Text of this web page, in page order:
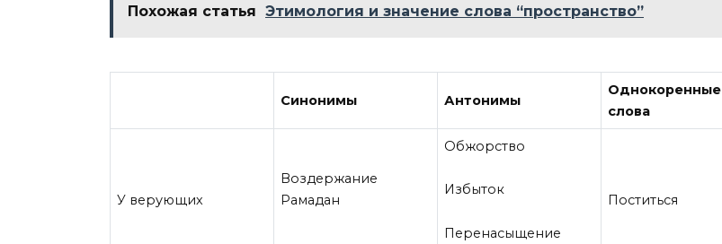
Похожая статья Этимология и значение слова “пространство”
Синонимы Антонимы
Однокоренные
слова
У верующих
Воздержание
Рамадан
Обжорство
Избыток
Перенасыщение
Поститься